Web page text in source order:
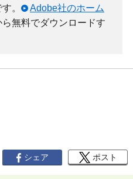
。
Adobe社のホーム
ら無料でダウンロードす
シェア ポスト